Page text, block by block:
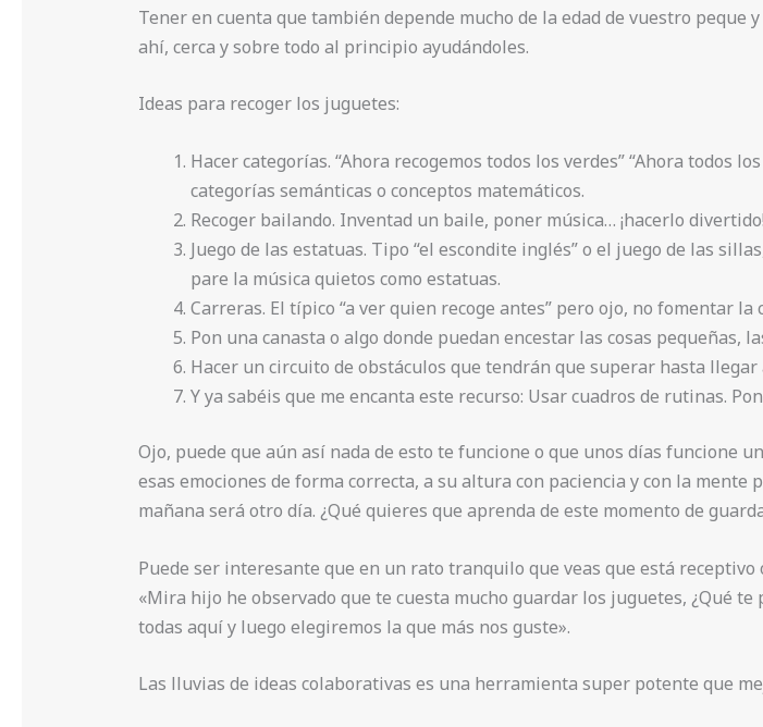
Tener en cuenta que también depende mucho de la edad de vuestro
ahí, cerca y sobre todo al principio ayudándoles.
Ideas para recoger los juguetes:
Hacer categorías. “Ahora recogemos todos los verdes” “Ahora todos
categorías semánticas o conceptos matemáticos.
Recoger bailando. Inventad un baile, poner música… ¡hacerlo divertido!
Juego de las estatuas. Tipo “el escondite inglés” o el juego de las
pare la música quietos como estatuas.
Carreras. El típico “a ver quien recoge antes” pero ojo, no fomentar
Pon una canasta o algo donde puedan encestar las cosas pequeñas,
Hacer un circuito de obstáculos que tendrán que superar hasta
Y ya sabéis que me encanta este recurso: Usar cuadros de rutinas.
Ojo, puede que aún así nada de esto te funcione o que unos días funcione
esas emociones de forma correcta, a su altura con paciencia y con la mente
mañana será otro día. ¿Qué quieres que aprenda de este momento de
Puede ser interesante que en un rato tranquilo que veas que está
«Mira hijo he observado que te cuesta mucho guardar los juguetes, ¿Qué
todas aquí y luego elegiremos la que más nos guste».
Las lluvias de ideas colaborativas es una herramienta super potente que